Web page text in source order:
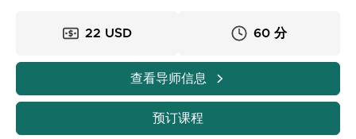
并取得优异的学术成绩。我的教学方法侧重于概念清晰
子和解决问题的技巧来简化复杂的化学主题。我相信，当
学生真正理解概念时，他们会变得更加自信，并开始享受
这门学科，而不是害怕它。在我的课程中，我创造了一个
互动和支持性的学习环境，让学生们舒适地提出问题。我
22 USD 60 分
查看导师信息
预订课程